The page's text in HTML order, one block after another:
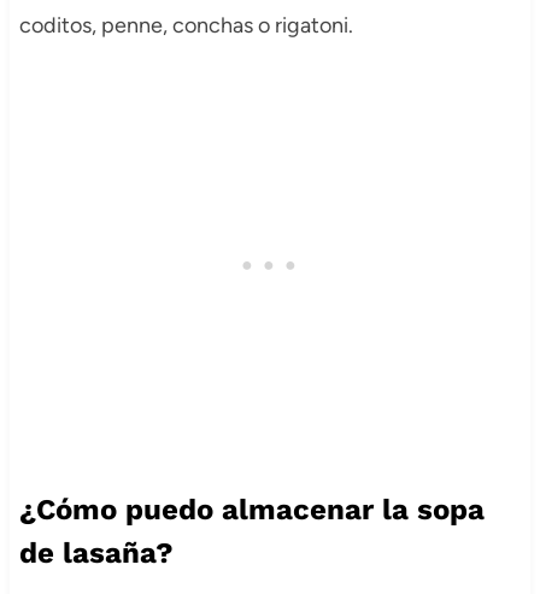
coditos, penne, conchas o rigatoni.
¿Cómo puedo almacenar la sopa
de lasaña?